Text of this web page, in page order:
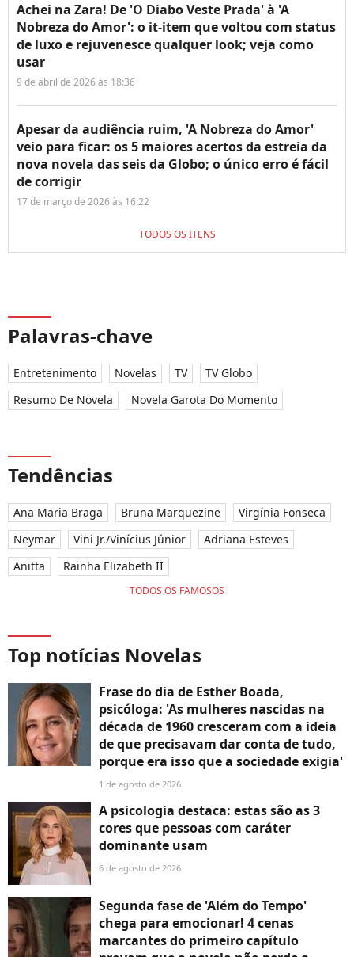
Achei na Zara! De 'O Diabo Veste Prada' à 'A
Nobreza do Amor': o it-item que voltou com status
de luxo e rejuvenesce qualquer look; veja como
usar
9 de abril de 2026 às 18:36
Apesar da audiência ruim, 'A Nobreza do Amor'
veio para ficar: os 5 maiores acertos da estreia da
nova novela das seis da Globo; o único erro é fácil
de corrigir
17 de março de 2026 às 16:22
TODOS OS ITENS
Palavras-chave
Entretenimento Novelas TV
TV Globo
Resumo De Novela
Novela Garota Do Momento
Tendências
Ana Maria Braga Bruna Marquezine
Virgínia Fonseca
Neymar
Vini Jr./Vinícius Júnior
Adriana Esteves
Anitta
Rainha Elizabeth II
TODOS OS FAMOSOS
Top notícias Novelas
Frase do dia de Esther Boada,
psicóloga: 'As mulheres nascidas na
década de 1960 cresceram com a ideia
de que precisavam dar conta de tudo,
porque era isso que a sociedade exigia'
1 de agosto de 2026
A psicologia destaca: estas são as 3
cores que pessoas com caráter
dominante usam
6 de agosto de 2026
Segunda fase de 'Além do Tempo'
chega para emocionar! 4 cenas
marcantes do primeiro capítulo